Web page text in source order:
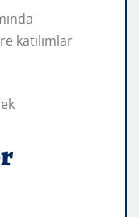
katılımlar